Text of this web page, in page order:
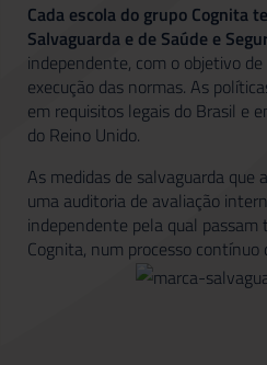
Cada escola do grupo Cognita
Salvaguarda e de Saúde e
independente, com o objetivo
execução das normas. As
em requisitos legais do Brasil e
do Reino Unido.
As medidas de salvaguarda que
uma auditoria de avaliação
independente pela qual passam
Cognita, num processo contínuo